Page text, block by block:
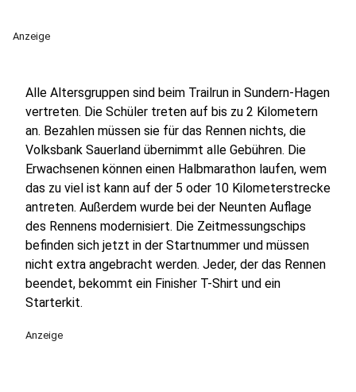
Anzeige
Alle Altersgruppen sind beim Trailrun in Sundern-Hagen
vertreten. Die Schüler treten auf bis zu 2 Kilometern
an. Bezahlen müssen sie für das Rennen nichts, die
Volksbank Sauerland übernimmt alle Gebühren. Die
Erwachsenen können einen Halbmarathon laufen, wem
das zu viel ist kann auf der 5 oder 10 Kilometerstrecke
antreten. Außerdem wurde bei der Neunten Auflage
des Rennens modernisiert. Die Zeitmessungschips
befinden sich jetzt in der Startnummer und müssen
nicht extra angebracht werden. Jeder, der das Rennen
beendet, bekommt ein Finisher T-Shirt und ein
Starterkit.
Anzeige